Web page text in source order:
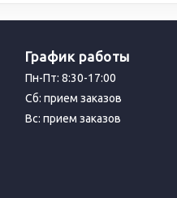
График работы
Пн-Пт: 8:30-17:00
Сб: прием заказов
Вс: прием заказов